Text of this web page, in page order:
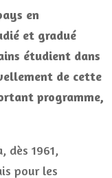
en
et gradué
étudient dans
de cette
programme,
dès 1961,
pour les